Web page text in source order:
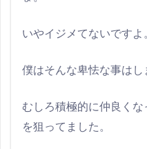
いやイジメてないですよ
僕はそんな卑怯な事はし
むしろ積極的に仲良く
を狙ってました。